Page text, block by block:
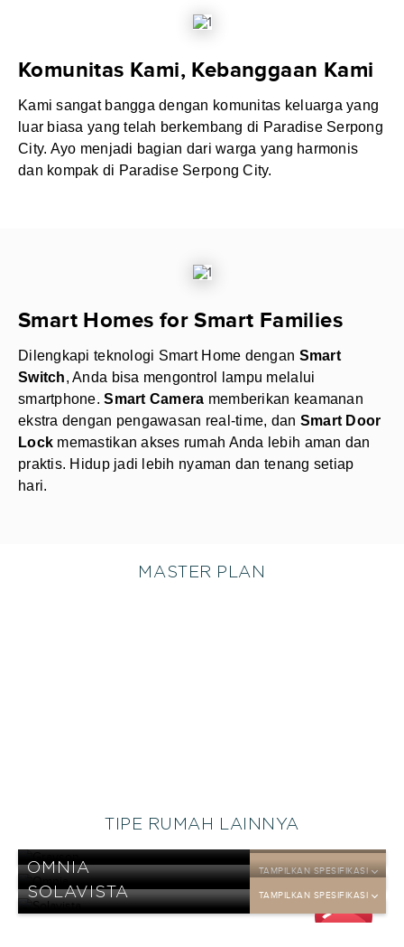
Komunitas Kami, Kebanggaan Kami
Kami sangat bangga dengan komunitas keluarga yang
luar biasa yang telah berkembang di Paradise Serpong
City. Ayo menjadi bagian dari warga yang harmonis
dan kompak di Paradise Serpong City.
Smart Homes for Smart Families
Dilengkapi teknologi Smart Home dengan Smart
Switch, Anda bisa mengontrol lampu melalui
smartphone.Smart Camera memberikan keamanan
ekstra dengan pengawasan real-time, dan Smart Door
Lock memastikan akses rumah Anda lebih aman dan
praktis. Hidup jadi lebih nyaman dan tenang setiap
hari.
MASTER PLAN
TIPE RUMAH LAINNYA
DP
25 jt
25 jt
OMNIA TAMPILKAN SPESIFIKASI
SOLAVISTA TAMPILKAN SPESIFIKASI